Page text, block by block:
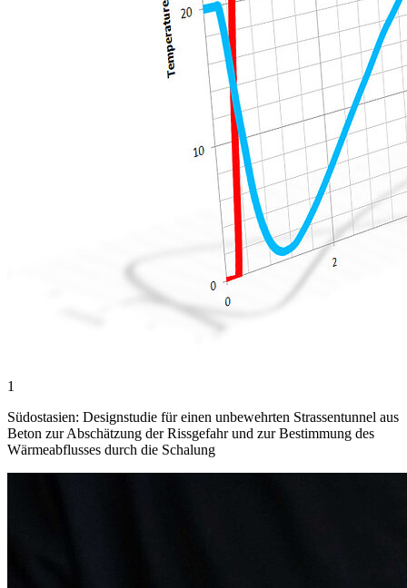
1
Südostasien: Designstudie für einen unbewehrten Strassentunnel aus
Beton zur Abschätzung der Rissgefahr und zur Bestimmung des
Wärmeabflusses durch die Schalung